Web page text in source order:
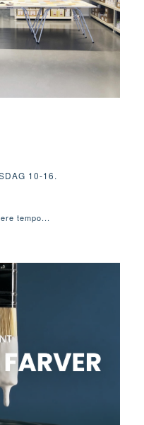
10-16.
tempo...